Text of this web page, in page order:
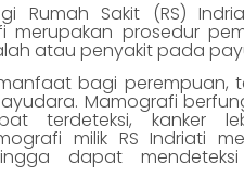
Rumah Sakit (RS)
merupakan prosedur
atau penyakit pada
bagi perempuan,
Mamografi
terdeteksi, kanker
milik RS Indriati
dapat